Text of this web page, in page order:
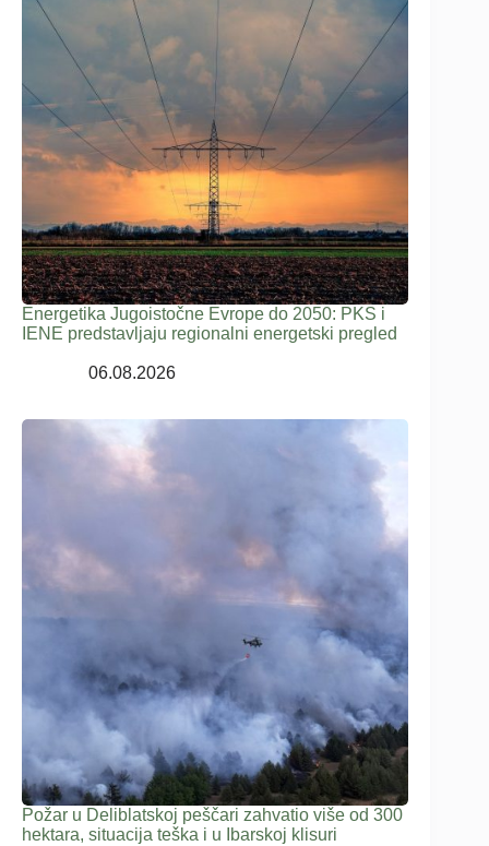
Energetika Jugoistočne Evrope do 2050: PKS i
IENE predstavljaju regionalni energetski pregled
06.08.2026
Požar u Deliblatskoj peščari zahvatio više od 300
hektara, situacija teška i u Ibarskoj klisuri